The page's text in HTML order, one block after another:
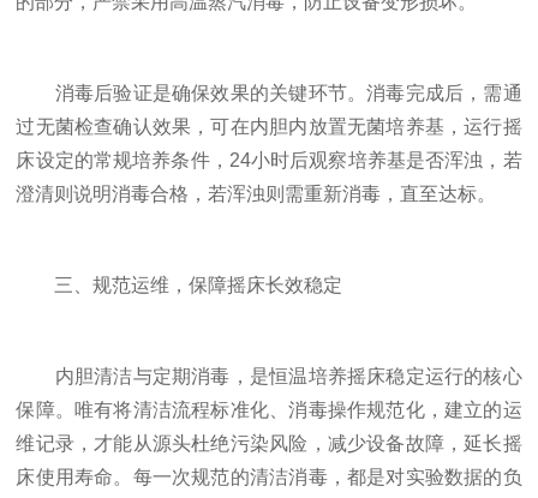
消毒后验证是确保效果的关键环节。消毒完成后，需通
过无菌检查确认效果，可在内胆内放置无菌培养基，运行摇
床设定的常规培养条件，24小时后观察培养基是否浑浊，若
澄清则说明消毒合格，若浑浊则需重新消毒，直至达标。
三、规范运维，保障摇床长效稳定
内胆清洁与定期消毒，是恒温培养摇床稳定运行的核心
保障。唯有将清洁流程标准化、消毒操作规范化，建立的运
维记录，才能从源头杜绝污染风险，减少设备故障，延长摇
床使用寿命。每一次规范的清洁消毒，都是对实验数据的负